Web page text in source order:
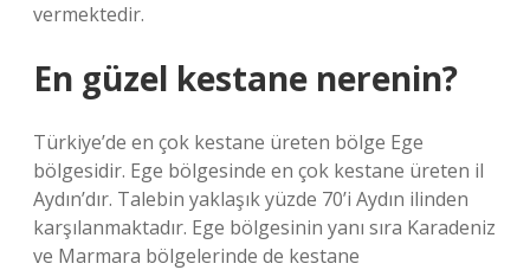
vermektedir.
En güzel kestane nerenin?
Türkiye’de en çok kestane üreten bölge Ege
bölgesidir. Ege bölgesinde en çok kestane üreten il
Aydın’dır. Talebin yaklaşık yüzde 70’i Aydın ilinden
karşılanmaktadır. Ege bölgesinin yanı sıra Karadeniz
ve Marmara bölgelerinde de kestane